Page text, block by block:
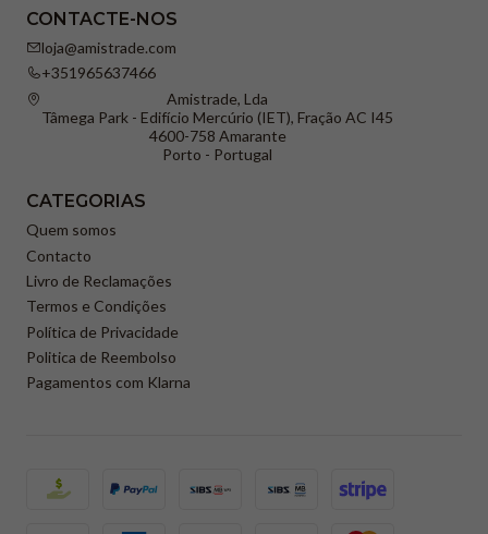
CONTACTE-NOS
loja@amistrade.com
+351965637466
Amistrade, Lda
Tâmega Park - Edifício Mercúrio (IET), Fração AC I45
4600-758 Amarante
Porto - Portugal
CATEGORIAS
Quem somos
Contacto
Livro de Reclamações
Termos e Condições
Política de Privacidade
Politica de Reembolso
Pagamentos com Klarna